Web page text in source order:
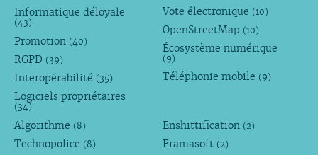
Informatique déloyale
(43)
Promotion (40)
RGPD (39)
Interopérabilité (35)
Logiciels propriétaires
(34)
Vote électronique (10)
OpenStreetMap (10)
Écosystème numérique
(9)
Téléphonie mobile (9)
Algorithme (8)
Technopolice (8)
Enshittification (2)
Framasoft (2)